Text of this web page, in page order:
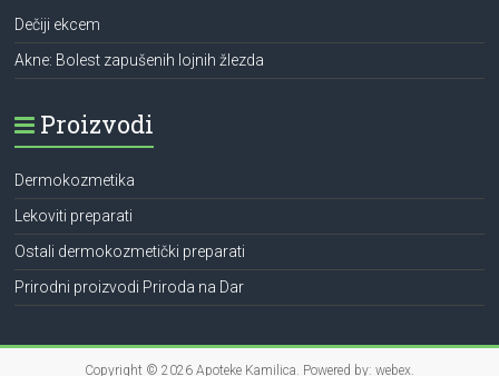
Dečiji ekcem
Akne: Bolest zapušenih lojnih žlezda
Proizvodi
Dermokozmetika
Lekoviti preparati
Ostali dermokozmetički preparati
Prirodni proizvodi Priroda na Dar
Copyright © 2026 Apoteke Kamilica. Powered by: webex.